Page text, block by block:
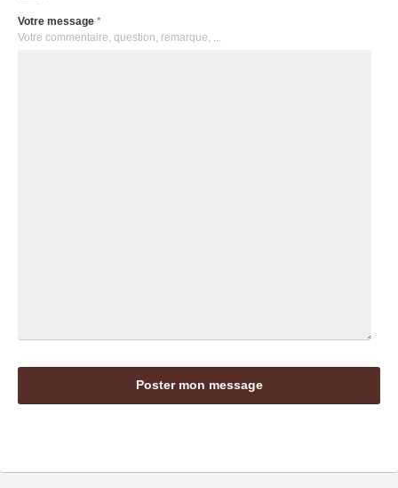
Votre message *
Votre commentaire, question, remarque, ...